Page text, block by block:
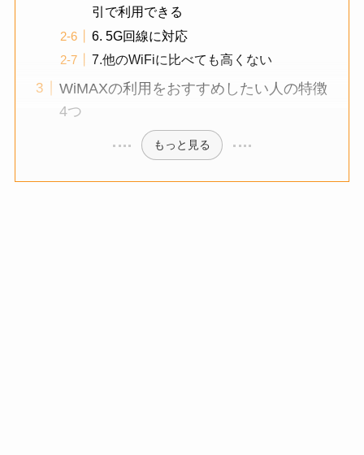
引で利用できる
6. 5G回線に対応
7.他のWiFiに比べても高くない
WiMAXの利用をおすすめしたい人の特徴
4つ
もっと見る